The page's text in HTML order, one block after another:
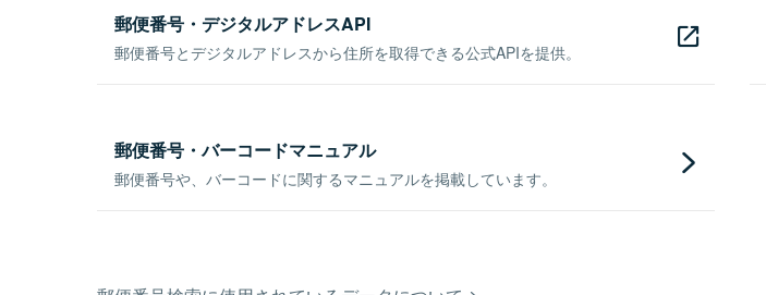
郵便番号・デジタルアドレスAPI
郵便番号とデジタルアドレスから住所を取得できる公式APIを提供。
郵便番号・バーコードマニュアル
郵便番号や、バーコードに関するマニュアルを掲載しています。